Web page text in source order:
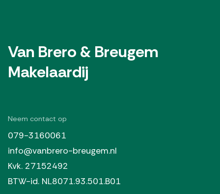
Van Brero & Breugem
Makelaardij
Neem contact op
079-3160061
info@vanbrero-breugem.nl
Kvk. 27152492
BTW-id. NL8071.93.501.B01